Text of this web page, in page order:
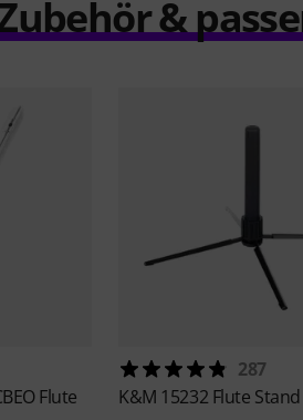
&
Flute
287
K&M 15232 Flute Stand